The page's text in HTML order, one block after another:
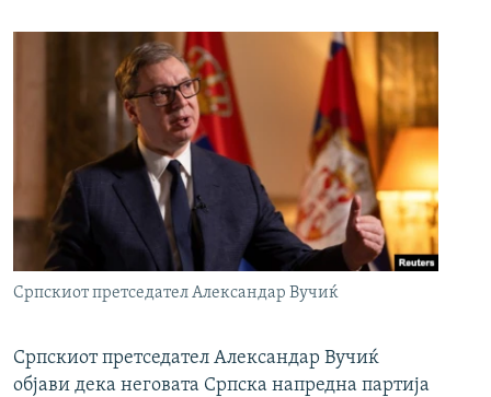
Српскиот претседател Александар Вучиќ
Српскиот претседател Александар Вучиќ
објави дека неговата Српска напредна партија